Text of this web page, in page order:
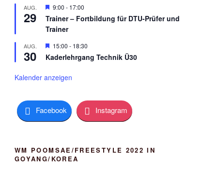
n
o
b
n
o
r
e
o
b
AUG.
29
H
r
v
r
e
o
n
9:00 - 17:00
Trainer – Fortbildung für DTU-Prüfer und
Trainer
AUG.
30
H
r
o
e
o
b
15:00 - 18:30
Kaderlehrgang Technik Ü30
Kalender anzeigen
Facebook Instagram
WM POOMSAE/FREESTYLE 2022 IN
GOYANG/KOREA